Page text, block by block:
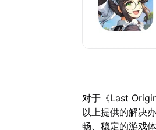
对于《Last
以上提供的解决
畅、稳定的游戏